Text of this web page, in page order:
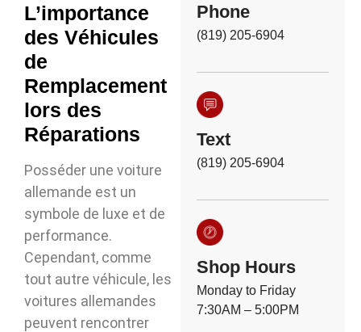
L’importance
des Véhicules
de
Remplacement
lors des
Réparations
Posséder une voiture
allemande est un
symbole de luxe et de
performance.
Cependant, comme
tout autre véhicule, les
voitures allemandes
peuvent rencontrer
Phone
(819) 205-6904
Text
(819) 205-6904
Shop Hours
Monday to Friday
7:30AM – 5:00PM